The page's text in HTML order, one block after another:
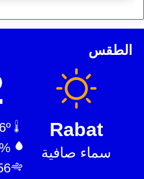
الطقس
Rabat
سماء صافية
4.56